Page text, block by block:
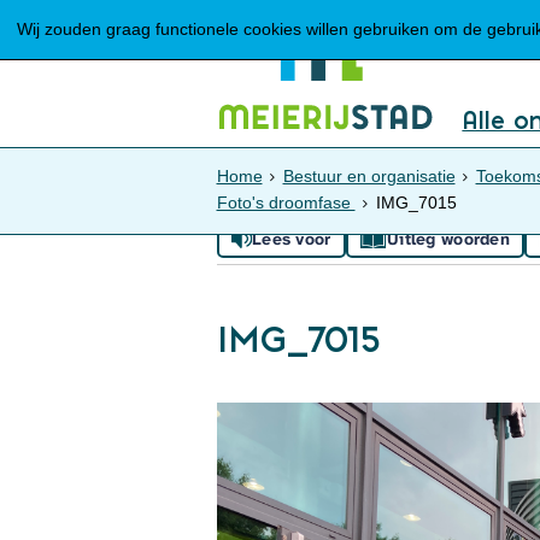
Wij zouden graag functionele cookies willen gebruiken om de
Alle
Home Bestuur en organisatie
Foto's droomfase
IMG_7015
Lees voor Uitleg woorden
IMG_7015